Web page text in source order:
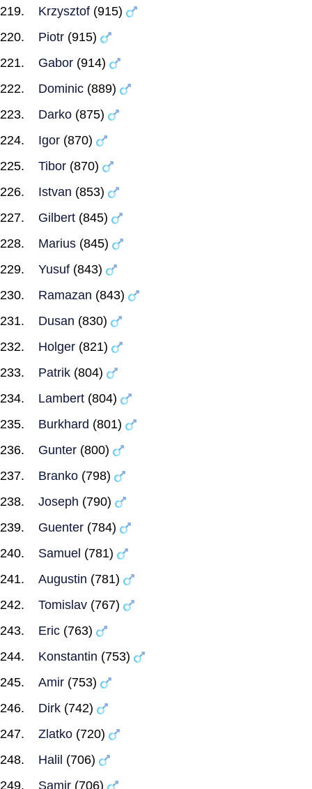
Krzysztof (915)
Piotr (915)
Gabor (914)
Dominic (889)
Darko (875)
Igor (870)
Tibor (870)
Istvan (853)
Gilbert (845)
Marius (845)
Yusuf (843)
Ramazan (843)
Dusan (830)
Holger (821)
Patrik (804)
Lambert (804)
Burkhard (801)
Gunter (800)
Branko (798)
Joseph (790)
Guenter (784)
Samuel (781)
Augustin (781)
Tomislav (767)
Eric (763)
Konstantin (753)
Amir (753)
Dirk (742)
Zlatko (720)
Halil (706)
Samir (706)